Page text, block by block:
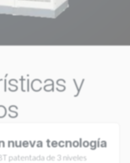
y
nueva tecnología
patentada de 3 niveles